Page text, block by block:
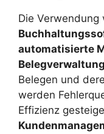
Die
automatisierte
Belegverwaltung
Belegen und
werden
Effizienz